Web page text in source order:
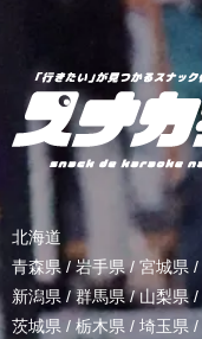
北海道
青森県 /岩手県/ 宮城県 /
新潟県 /群馬県/山梨県 /
茨城県 / 栃木県 / 埼玉県 /